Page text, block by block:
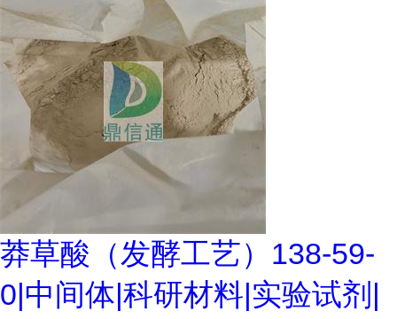
莽草酸（发酵工艺）138-59-
0|中间体|科研材料|实验试剂|